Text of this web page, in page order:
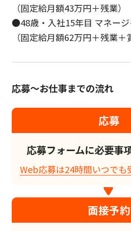
（固定給月額43万円＋残業）
●48歳・入社15年目 マネー
（固定給月額62万円＋残業＋
応募～お仕事までの流れ
応募
応募フォームに必要事
Web応募は24時間いつでも
面接予約